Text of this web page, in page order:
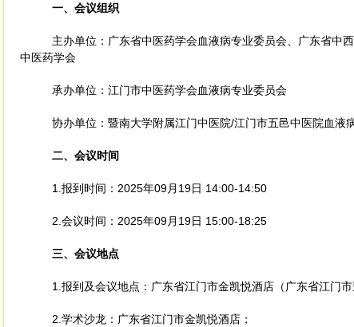
一、会议组织
主办单位：广东省中医药学会血液病专业委员会、广东省中
中医药学会
承办单位：江门市中医药学会血液病专业委员会
协办单位： 暨南大学附属江门中医院/江门市五邑中医院血液
二、会议时间
1.报到时间：2025年09月19日 14:00-14:50
2.会议时间：2025年09月 19日 15:00-18:25
三、会议地点
1.报到及会议地点：广东省江门市金凯悦酒店 （广东省江门
2.学术沙龙：广东省江门市金凯悦酒店；